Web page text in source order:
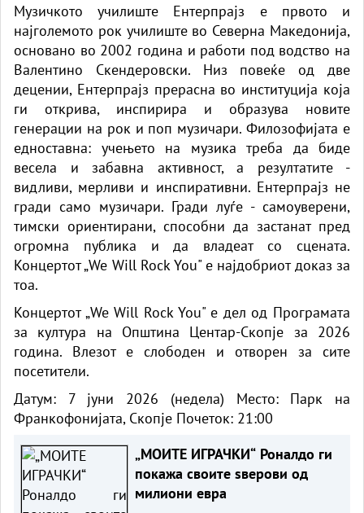
Музичкото училиште Ентерпрајз е првото и
најголемото рок училиште во Северна Македонија,
основано во 2002 година и работи под водство на
Валентино Скендеровски. Низ повеќе од две
децении, Ентерпрајз прерасна во институција која
ги открива, инспирира и образува новите
генерации на рок и поп музичари. Филозофијата е
едноставна: учењето на музика треба да биде
весела и забавна активност, а резултатите -
видливи, мерливи и инспиративни. Ентерпрајз не
гради само музичари. Гради луѓе - самоуверени,
тимски ориентирани, способни да застанат пред
огромна публика и да владеат со сцената.
Концертот „We Will Rock You" е најдобриот доказ за
тоа.
Концертот „We Will Rock You" е дел од Програмата
за култура на Општина Центар-Скопје за 2026
година. Влезот е слободен и отворен за сите
посетители.
Датум: 7 јуни 2026 (недела) Место: Парк на
Франкофонијата, Скопје Почеток: 21:00
„МОИТЕ ИГРАЧКИ“ Роналдо ги
покажа своите ѕверови од
милиони евра